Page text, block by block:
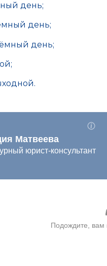
день;
день;
день;